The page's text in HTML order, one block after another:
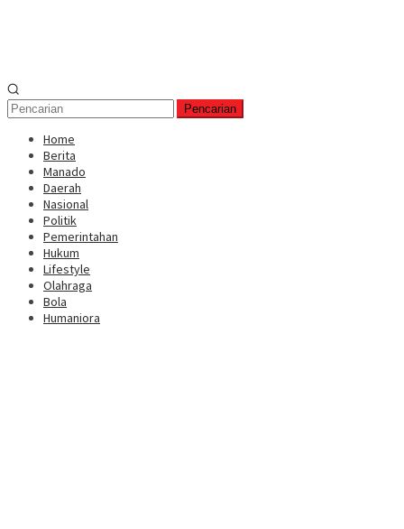
Pencarian
Home
Berita
Manado
Daerah
Nasional
Politik
Pemerintahan
Hukum
Lifestyle
Olahraga
Bola
Humaniora